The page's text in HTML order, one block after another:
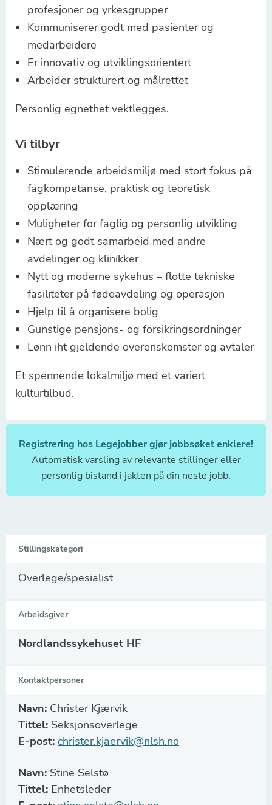
profesjoner og yrkesgrupper
Kommuniserer godt med pasienter og
medarbeidere
Er innovativ og utviklingsorientert
Arbeider strukturert og målrettet
Personlig egnethet vektlegges.
Vi tilbyr
Stimulerende arbeidsmiljø med stort fokus på
fagkompetanse, praktisk og teoretisk
opplæring
Muligheter for faglig og personlig utvikling
Nært og godt samarbeid med andre
avdelinger og klinikker
Nytt og moderne sykehus – flotte tekniske
fasiliteter på fødeavdeling og operasjon
Hjelp til å organisere bolig
Gunstige pensjons- og forsikringsordninger
Lønn iht gjeldende overenskomster og avtaler
Et spennende lokalmiljø med et variert
kulturtilbud.
Registrering hos Legejobber gjør jobbsøket enklere!
Automatisk varsling av relevante stillinger eller
personlig bistand i jakten på din neste jobb.
Stillingskategori
Overlege/spesialist
Arbeidsgiver
Nordlandssykehuset HF
Kontaktpersoner
Navn: Christer Kjærvik
Tittel: Seksjonsoverlege
E-post: christer.kjaervik@nlsh.no
Navn: Stine Selstø
Tittel: Enhetsleder